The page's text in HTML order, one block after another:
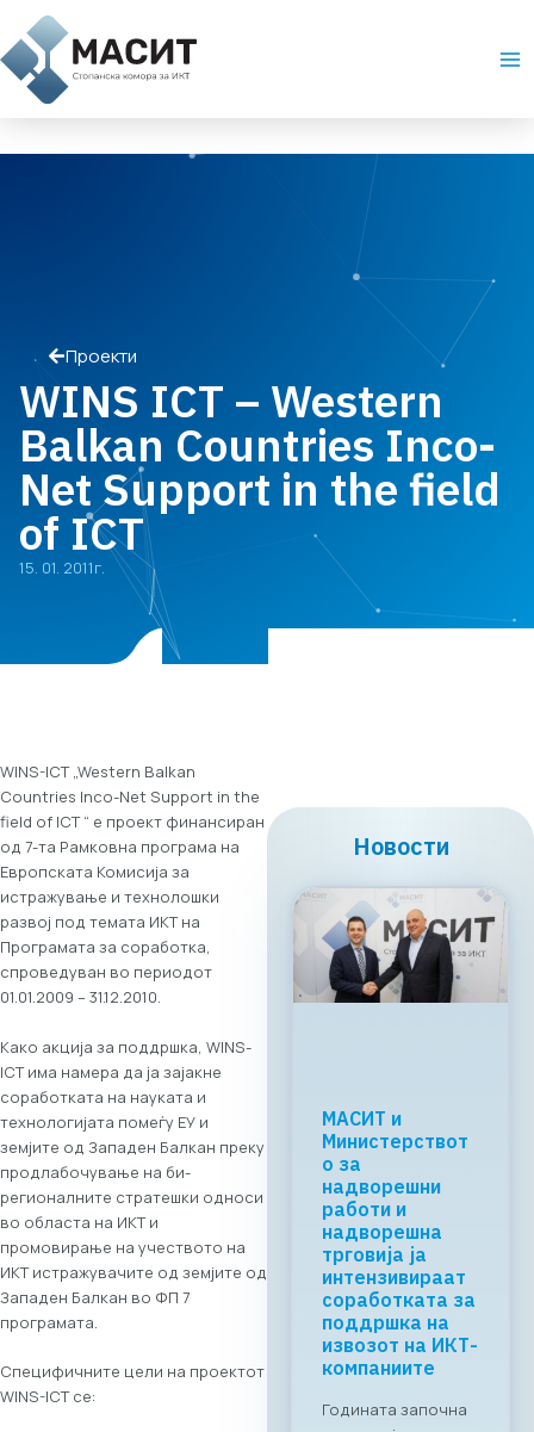
content
Проекти
WINS ICT – Western
Balkan Countries Inco-
Net Support in the field
of ICT
15. 01. 2011г.
WINS-ICT „Western Balkan
Countries Inco-Net Support in the
field of ICT “ е проект финансиран
од 7-та Рамковна програма на
Европската Комисија за
истражување и технолошки
развој под темата ИКТ на
Програмата за соработка,
спроведуван во периодот
01.01.2009 – 31.12.2010.
Како акција за поддршка, WINS-
ICT има намера да ја зајакне
соработката на науката и
технологијата помеѓу ЕУ и
земјите од Западен Балкан преку
продлабочување на би-
регионалните стратешки односи
во областа на ИКТ и
промовирање на учеството на
ИКТ истражувачите од земјите од
Западен Балкан во ФП 7
програмата.
Специфичните цели на проектот
WINS-ICT се:
Новости
Регионалната
tech соработка
започнува во
Скопје: Digital
Bridge &
Business ICT
Forum 2026 –
04.06.2026
За првпат се
создава
организирана
платформа помеѓу